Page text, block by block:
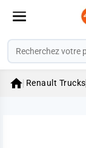
 Renault Trucks